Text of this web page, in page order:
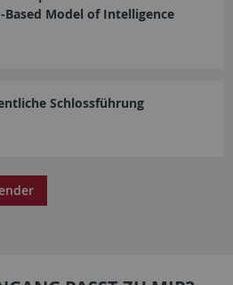
Model of Intelligence
Schlossführung